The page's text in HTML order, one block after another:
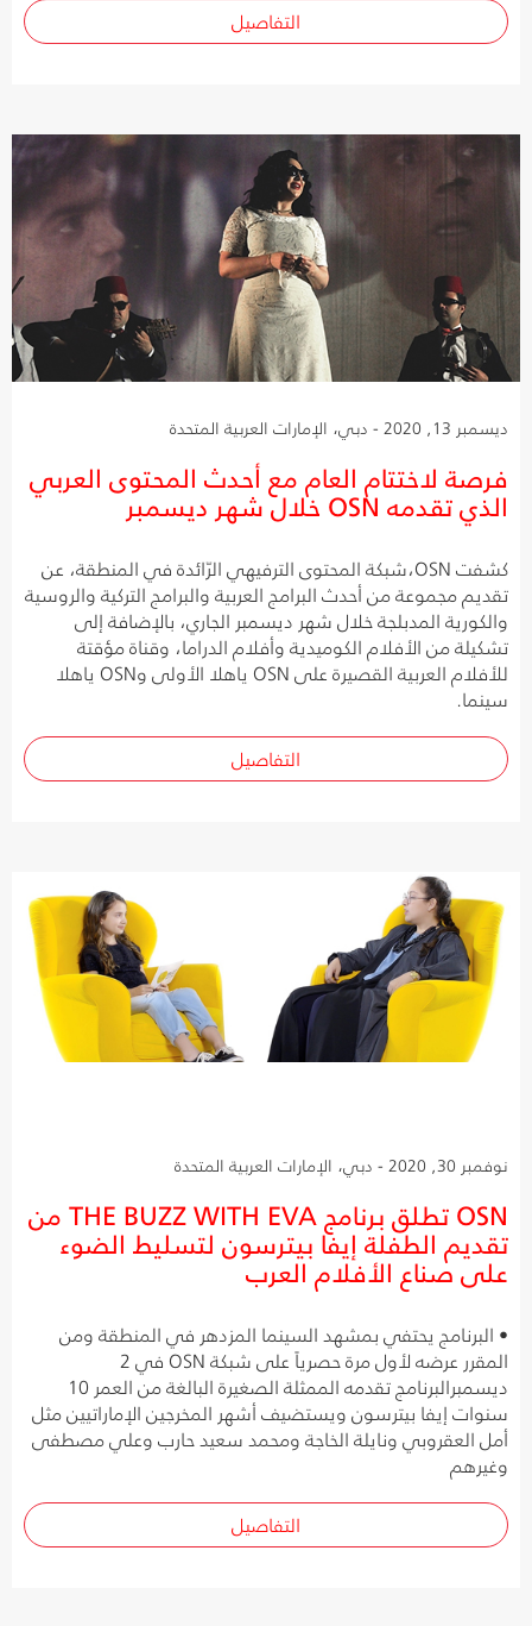
التفاصيل
ديسمبر 13, 2020 - دبي، الإمارات العربية المتحدة
فرصة لاختتام العام مع أحدث المحتوى العربي
الذي تقدمه OSN خلال شهر ديسمبر
كشفت OSN،شبكة المحتوى الترفيهي الرّائدة في المنطقة، عن
تقديم مجموعة من أحدث البرامج العربية والبرامج التركية والروسية
والكورية المدبلجة خلال شهر ديسمبر الجاري، بالإضافة إلى
تشكيلة من الأفلام الكوميدية وأفلام الدراما، وقناة مؤقتة
للأفلام العربية القصيرة على OSN ياهلا الأولى وOSN ياهلا
سينما.
التفاصيل
نوفمبر 30, 2020 - دبي، الإمارات العربية المتحدة
OSN تطلق برنامج THE BUZZ WITH EVA من
تقديم الطفلة إيفا بيترسون لتسليط الضوء
على صناع الأفلام العرب
• البرنامج يحتفي بمشهد السينما المزدهر في المنطقة ومن
المقرر عرضه لأول مرة حصرياً على شبكة OSN في 2
ديسمبرالبرنامج تقدمه الممثلة الصغيرة البالغة من العمر 10
سنوات إيفا بيترسون ويستضيف أشهر المخرجين الإماراتيين مثل
أمل العقروبي ونايلة الخاجة ومحمد سعيد حارب وعلي مصطفى
وغيرهم
التفاصيل